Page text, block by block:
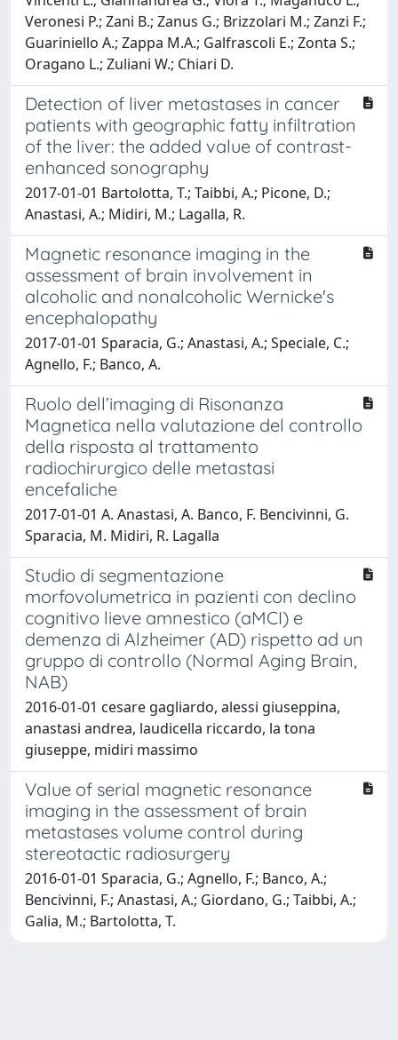
Veronesi P.; Zani B.; Zanus G.; Brizzolari M.; Zanzi F.;
Guariniello A.; Zappa M.A.; Galfrascoli E.; Zonta S.;
Oragano L.; Zuliani W.; Chiari D.
Detection of liver metastases in cancer
patients with geographic fatty infiltration
of the liver: the added value of contrast-
enhanced sonography
2017-01-01 Bartolotta, T.; Taibbi, A.; Picone, D.;
Anastasi, A.; Midiri, M.; Lagalla, R.
Magnetic resonance imaging in the
assessment of brain involvement in
alcoholic and nonalcoholic Wernicke's
encephalopathy
2017-01-01 Sparacia, G.; Anastasi, A.; Speciale, C.;
Agnello, F.; Banco, A.
Ruolo dell’imaging di Risonanza
Magnetica nella valutazione del controllo
della risposta al trattamento
radiochirurgico delle metastasi
encefaliche
2017-01-01 A. Anastasi, A. Banco, F. Bencivinni, G.
Sparacia, M. Midiri, R. Lagalla
Studio di segmentazione
morfovolumetrica in pazienti con declino
cognitivo lieve amnestico (aMCI) e
demenza di Alzheimer (AD) rispetto ad un
gruppo di controllo (Normal Aging Brain,
NAB)
2016-01-01 cesare gagliardo, alessi giuseppina,
anastasi andrea, laudicella riccardo, la tona
giuseppe, midiri massimo
Value of serial magnetic resonance
imaging in the assessment of brain
metastases volume control during
stereotactic radiosurgery
2016-01-01 Sparacia, G.; Agnello, F.; Banco, A.;
Bencivinni, F.; Anastasi, A.; Giordano, G.; Taibbi, A.;
Galia, M.; Bartolotta, T.